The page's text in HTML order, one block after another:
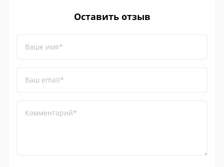
Оставить отзыв
Ваше имя*
Ваш email*
Комментарий*